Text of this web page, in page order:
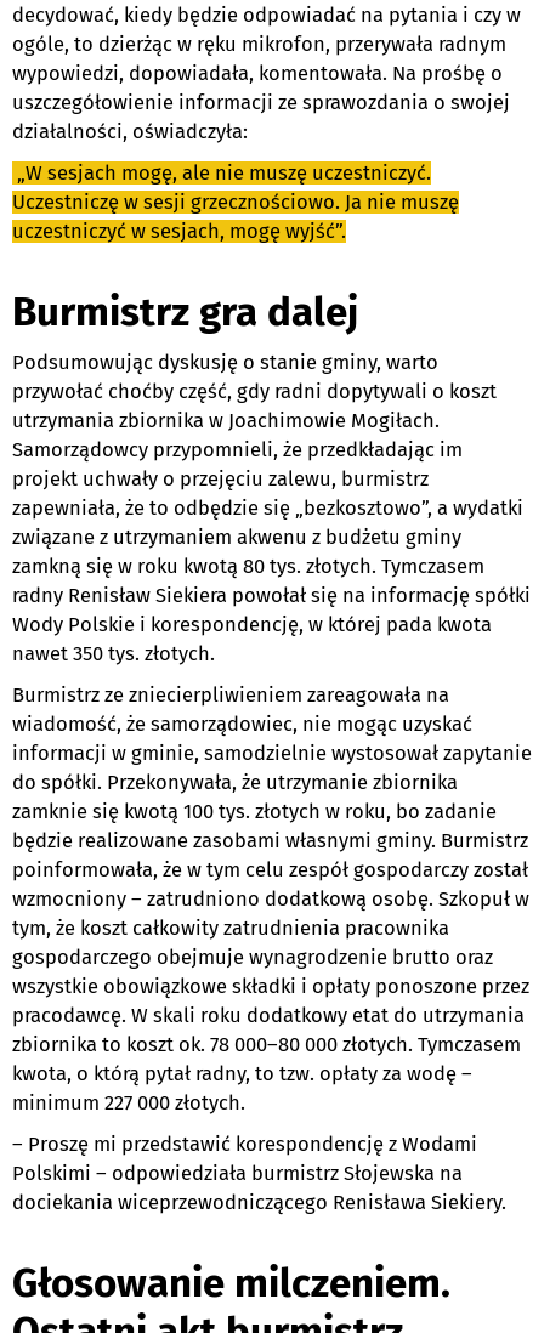
decydować, kiedy będzie odpowiadać na pytania i czy w
ogóle, to dzierżąc w ręku mikrofon, przerywała radnym
wypowiedzi, dopowiadała, komentowała. Na prośbę o
uszczegółowienie informacji ze sprawozdania o swojej
działalności, oświadczyła:
„W sesjach mogę, ale nie muszę uczestniczyć.
Uczestniczę w sesji grzecznościowo. Ja nie muszę
uczestniczyć w sesjach, mogę wyjść”.
Burmistrz gra dalej
Podsumowując dyskusję o stanie gminy, warto
przywołać choćby część, gdy radni dopytywali o koszt
utrzymania zbiornika w Joachimowie Mogiłach.
Samorządowcy przypomnieli, że przedkładając im
projekt uchwały o przejęciu zalewu, burmistrz
zapewniała, że to odbędzie się „bezkosztowo”, a wydatki
związane z utrzymaniem akwenu z budżetu gminy
zamkną się w roku kwotą 80 tys. złotych. Tymczasem
radny Renisław Siekiera powołał się na informację spółki
Wody Polskie i korespondencję, w której pada kwota
nawet 350 tys. złotych.
Burmistrz ze zniecierpliwieniem zareagowała na
wiadomość, że samorządowiec, nie mogąc uzyskać
informacji w gminie, samodzielnie wystosował zapytanie
do spółki. Przekonywała, że utrzymanie zbiornika
zamknie się kwotą 100 tys. złotych w roku, bo zadanie
będzie realizowane zasobami własnymi gminy. Burmistrz
poinformowała, że w tym celu zespół gospodarczy został
wzmocniony – zatrudniono dodatkową osobę. Szkopuł w
tym, że koszt całkowity zatrudnienia pracownika
gospodarczego obejmuje wynagrodzenie brutto oraz
wszystkie obowiązkowe składki i opłaty ponoszone przez
pracodawcę. W skali roku dodatkowy etat do utrzymania
zbiornika to koszt ok. 78 000–80 000 złotych. Tymczasem
kwota, o którą pytał radny, to tzw. opłaty za wodę –
minimum 227 000 złotych.
– Proszę mi przedstawić korespondencję z Wodami
Polskimi – odpowiedziała burmistrz Słojewska na
dociekania wiceprzewodniczącego Renisława Siekiery.
Głosowanie milczeniem.